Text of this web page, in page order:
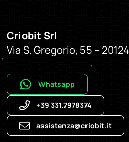
settore delle energie
partner Criobit , offrendo un
inverter fotovoltaici e
I partner ottengono vantaggi
come l’acquisizione di
completa di servizi
Criobit Srl
Via S. Gregorio, 55 –
Whatsapp
+39 331.7978374
assistenza@criobit.it